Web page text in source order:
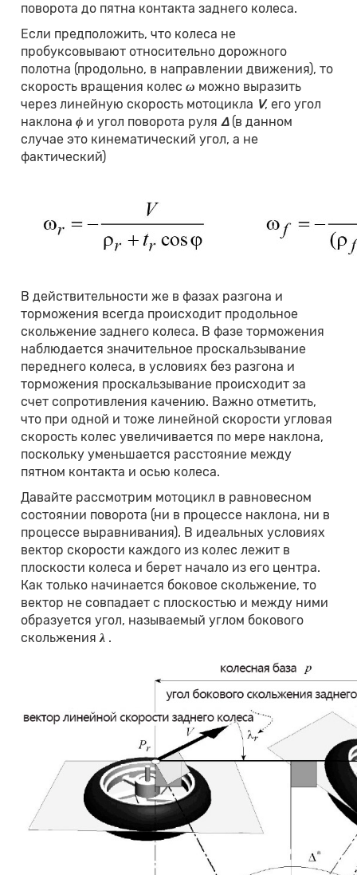
поворота до пятна контакта заднего колеса.
Если предположить, что колеса не
пробуксовывают относительно дорожного
полотна (продольно, в направлении движения), то
скорость вращения колесω можно выразить
через линейную скорость мотоцикла V, его угол
наклонаϕ и угол поворота руля∆ (в данном
случае это кинематический угол, а не
фактический)
В действительности же в фазах разгона и
торможения всегда происходит продольное
скольжение заднего колеса. В фазе торможения
наблюдается значительное проскальзывание
переднего колеса, в условиях без разгона и
торможения проскальзывание происходит за
счет сопротивления качению. Важно отметить,
что при одной и тоже линейной скорости угловая
скорость колес увеличивается по мере наклона,
поскольку уменьшается расстояние между
пятном контакта и осью колеса.
Давайте рассмотрим мотоцикл в равновесном
состоянии поворота (ни в процессе наклона, ни в
процессе выравнивания). В идеальных условиях
вектор скорости каждого из колес лежит в
плоскости колеса и берет начало из его центра.
Как только начинается боковое скольжение, то
вектор не совпадает с плоскостью и между ними
образуется угол, называемый углом бокового
скольженияλ .